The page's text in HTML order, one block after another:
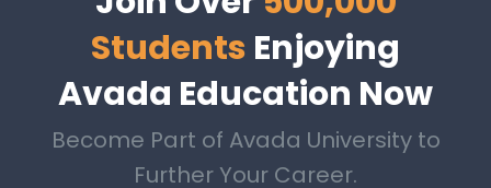
Students Enjoying
Avada Education Now
Become Part of Avada University to
Further Your Career.